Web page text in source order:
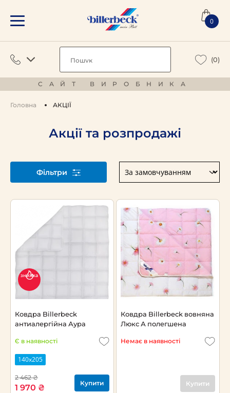
0
(0)
САЙТ ВИРОБНИКА
Головна АКЦІЇ
Акції та розпродажі
Фільтри
знижка
Ковдра Billerbeck
антиалергійна Аура
Є в наявності
140х205
2 462 ₴
1 970 ₴ Купити
Ковдра Billerbeck вовняна
Люкс А полегшена
Немає в наявності
Купити